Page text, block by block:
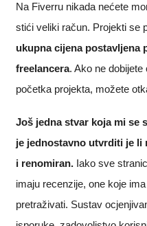
Na Fiverru nikada nećete
stići veliki račun. Projekti se
ukupna cijena postavljena
freelancera. Ako ne
početka projekta, možete
Još jedna stvar koja mi se
je jednostavno utvrditi je
i renomiran. Iako sve
imaju recenzije, one koje
pretraživati. Sustav